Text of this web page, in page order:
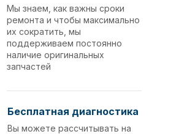
Мы знаем, как важны сроки
ремонта и чтобы максимально
их сократить, мы
поддерживаем постоянно
наличие оригинальных
запчастей
Бесплатная диагностика
Вы можете рассчитывать на